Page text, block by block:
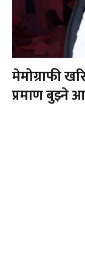
मेमोग्राफी
प्रमाण बुझ्ने